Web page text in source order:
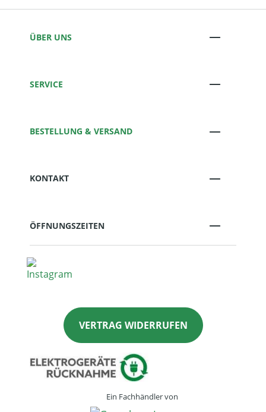
ÜBER UNS
SERVICE
BESTELLUNG & VERSAND
KONTAKT
ÖFFNUNGSZEITEN
VERTRAG WIDERRUFEN
Ein Fachhändler von